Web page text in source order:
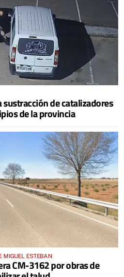
de catalizadores
de la provincia
MIGUEL ESTEBAN
CM-3162 por obras de